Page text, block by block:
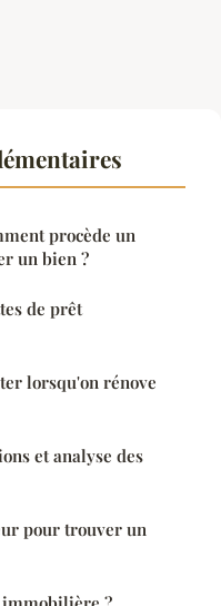
procède un
un bien ?
de prêt
lorsqu'on rénove
et analyse des
pour trouver un